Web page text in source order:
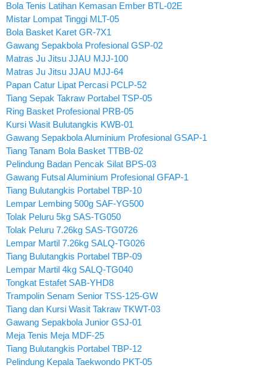
Bola Tenis Latihan Kemasan Ember BTL-02E
Mistar Lompat Tinggi MLT-05
Bola Basket Karet GR-7X1
Gawang Sepakbola Profesional GSP-02
Matras Ju Jitsu JJAU MJJ-100
Matras Ju Jitsu JJAU MJJ-64
Papan Catur Lipat Percasi PCLP-52
Tiang Sepak Takraw Portabel TSP-05
Ring Basket Profesional PRB-05
Kursi Wasit Bulutangkis KWB-01
Gawang Sepakbola Aluminium Profesional GSAP-1
Tiang Tanam Bola Basket TTBB-02
Pelindung Badan Pencak Silat BPS-03
Gawang Futsal Aluminium Profesional GFAP-1
Tiang Bulutangkis Portabel TBP-10
Lempar Lembing 500g SAF-YG500
Tolak Peluru 5kg SAS-TG050
Tolak Peluru 7.26kg SAS-TG0726
Lempar Martil 7.26kg SALQ-TG026
Tiang Bulutangkis Portabel TBP-09
Lempar Martil 4kg SALQ-TG040
Tongkat Estafet SAB-YHD8
Trampolin Senam Senior TSS-125-GW
Tiang dan Kursi Wasit Takraw TKWT-03
Gawang Sepakbola Junior GSJ-01
Meja Tenis Meja MDF-25
Tiang Bulutangkis Portabel TBP-12
Pelindung Kepala Taekwondo PKT-05